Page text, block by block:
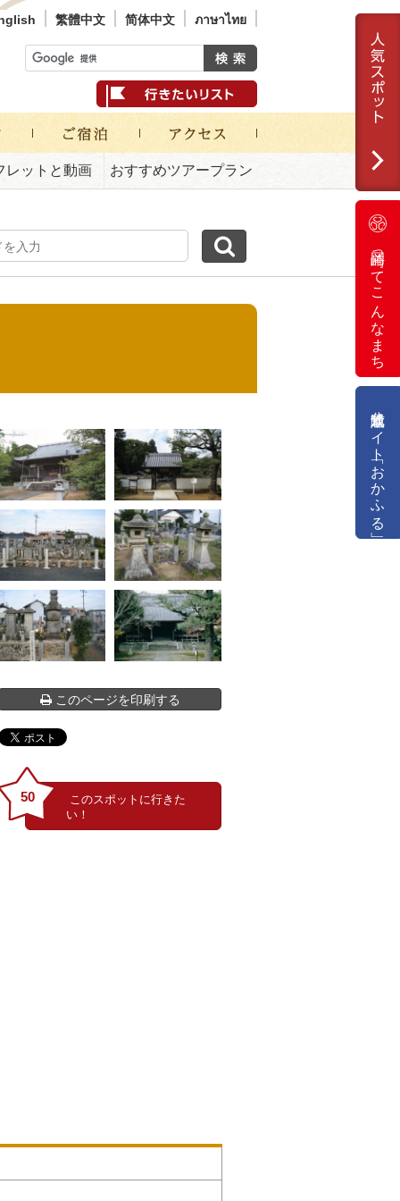
繁體中文 简体中文 ภาษาไทย
レットと動画 おすすめツアープラン
岡崎ってこんなまち
公式通販サイト「おかふる」
このページを印刷する
50